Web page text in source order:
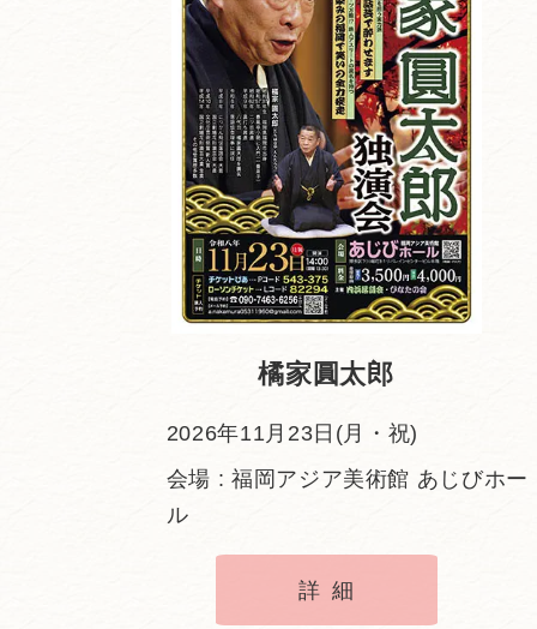
橘家圓太郎
2026年11月23日(月・祝)
会場 : 福岡アジア美術館 あじびホー
ル
詳細